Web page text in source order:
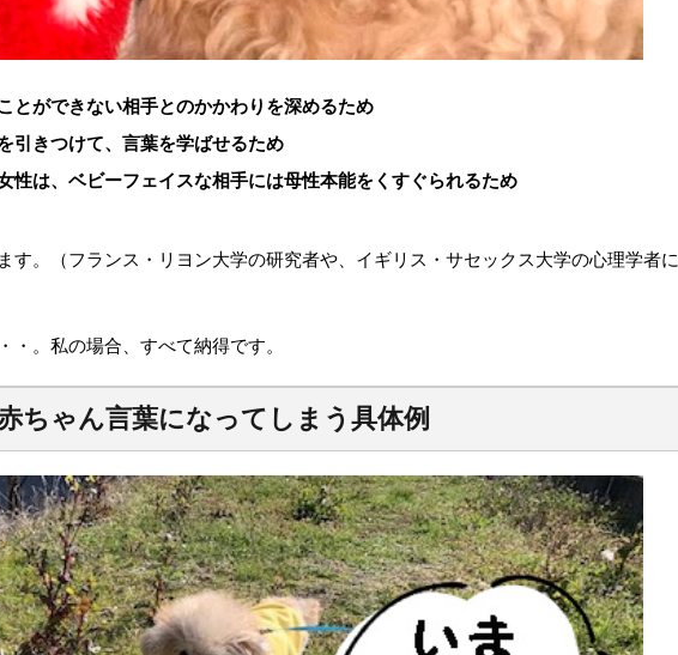
とができない相手とのかかわりを深めるため
引きつけて、言葉を学ばせるため
性は、ベビーフェイスな相手には母性本能をくすぐられるため
す。（フランス・リヨン大学の研究者や、イギリス・サセックス大学の心理学者に
・。私の場合、すべて納得です。
ちゃん言葉になってしまう具体例